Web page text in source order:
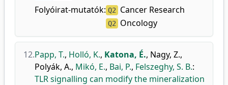
Folyóirat-mutatók: Q2 Cancer Research
Q2 Oncology
12.Papp, T., Holló, K., Katona, É., Nagy, Z.,
Polyák, A., Mikó, E., Bai, P., Felszeghy, S. B.:
TLR signalling can modify the mineralization